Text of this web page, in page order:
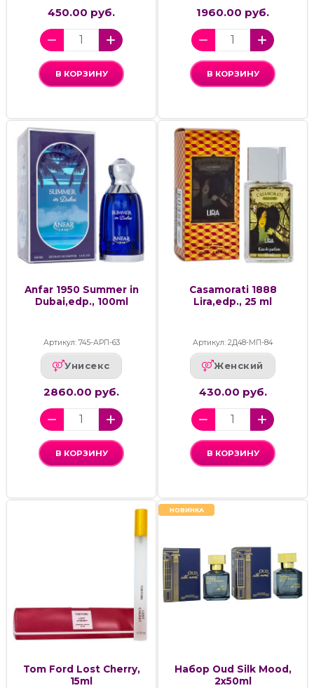
450.00 руб.
В КОРЗИНУ
1960.00 руб.
В КОРЗИНУ
Anfar 1950 Summer in
Dubai,edp., 100ml
Артикул: 745-АРП-63
Унисекс
2860.00 руб.
В КОРЗИНУ
Casamorati 1888
Lira,edp., 25 ml
Артикул: 2Д48-МП-84
Женский
430.00 руб.
В КОРЗИНУ
Tom Ford Lost Cherry,
15ml
НОВИНКА
Набор Oud Silk Mood,
2x50ml